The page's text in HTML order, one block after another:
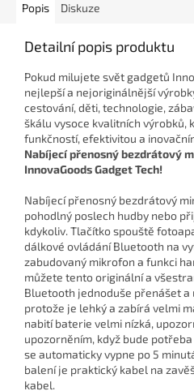
Popis Diskuze
Detailní popis produktu
Pokud milujete svět gadgetů
nejlepší a nejoriginálnější
cestování, děti, technologie,
škálu vysoce kvalitních výrobků,
funkčností, efektivitou a
Nabíjecí přenosný bezdrátový
InnovaGoods Gadget Tech!
Nabíjecí přenosný bezdrátový
pohodlný poslech hudby nebo
kdykoliv. Tlačítko spouště
dálkové ovládání Bluetooth na
zabudovaný mikrofon a funkci
můžete tento originální a
Bluetooth jednoduše přenášet a
protože je lehký a zabírá velmi
nabití baterie velmi nízká,
upozorněním, když bude
se automaticky vypne po 5
balení je praktický kabel na
kabel.